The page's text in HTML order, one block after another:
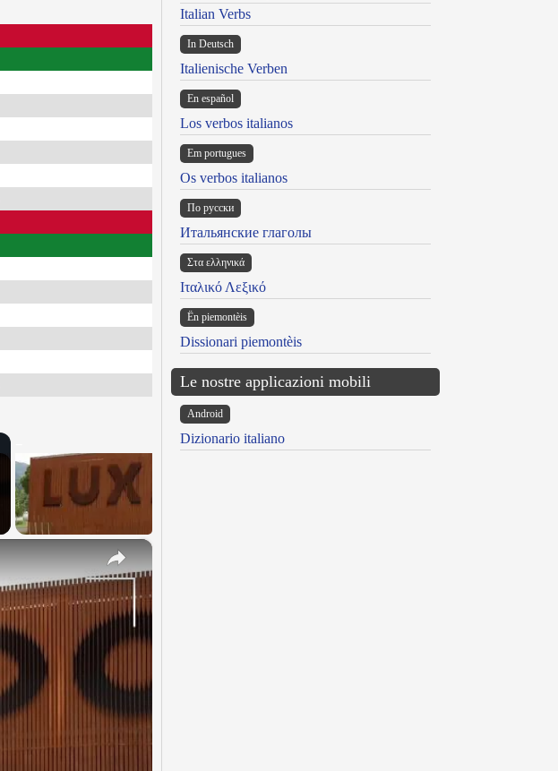
×
Italian Verbs
In Deutsch
Italienische Verben
En español
Los verbos italianos
Em portugues
Os verbos italianos
По русски
Итальянские глаголы
Στα ελληνικά
Ιταλικό Λεξικό
Ën piemontèis
Dissionari piemontèis
Le nostre applicazioni mobili
Android
Dizionario italiano